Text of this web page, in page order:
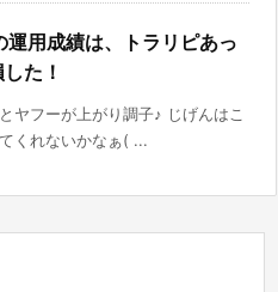
用成績は、トラリピあっ
た！
ヤフーが上がり調子♪ じげんはこ
くれないかなぁ( ...